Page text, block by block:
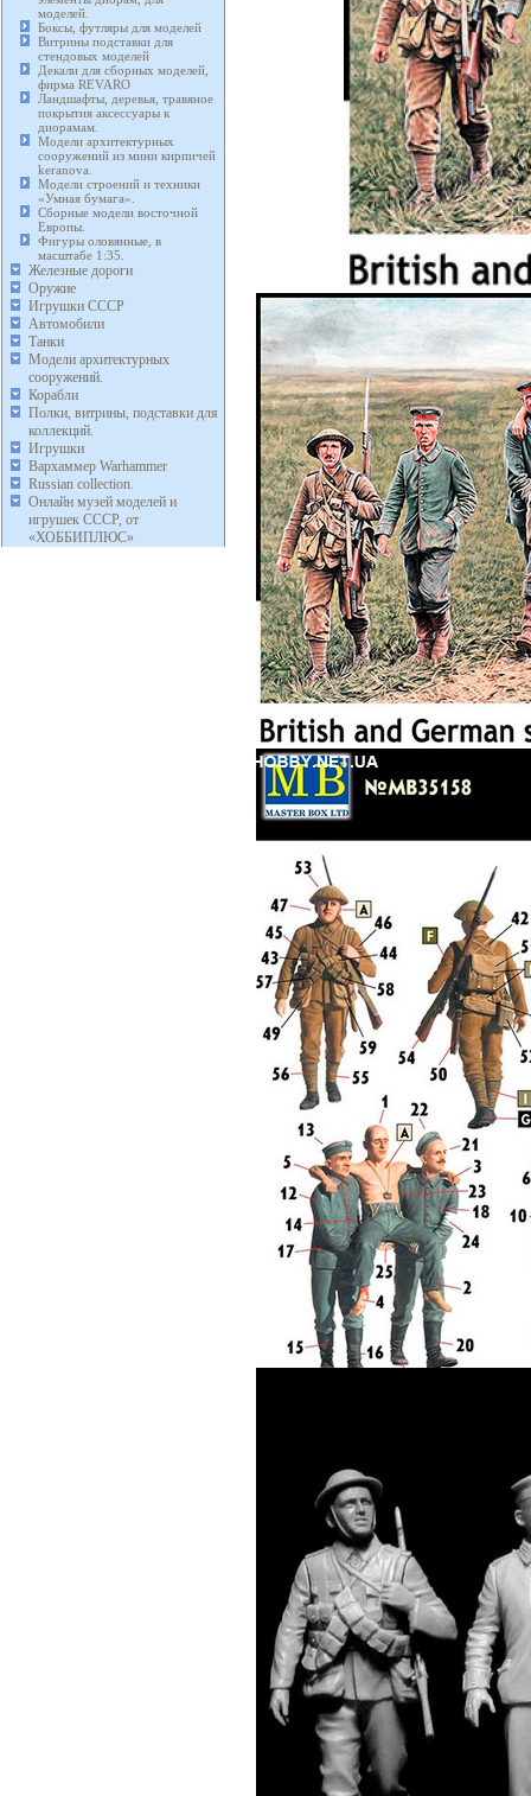
моделей.
Боксы, футляры для моделей
Витрины подставки для
стендовых моделей
Декали для сборных моделей,
фирма REVARO
Ландшафты, деревья, травяное
покрытия аксессуары к
диорамам.
Модели архитектурных
сооружений из мини кирпичей
keranova.
Модели строений и техники
«Умная бумага».
Сборные модели восточной
Европы.
Фигуры оловянные, в
масштабе 1:35.
Железные дороги
Оружие
Игрушки СССР
Автомобили
Танки
Модели архитектурных
сооружений.
Корабли
Полки, витрины, подставки для
коллекций.
Игрушки
Вархаммер Warhammer
Russian collection.
Онлайн музей моделей и
игрушек СССР, от
«ХОББИПЛЮС»